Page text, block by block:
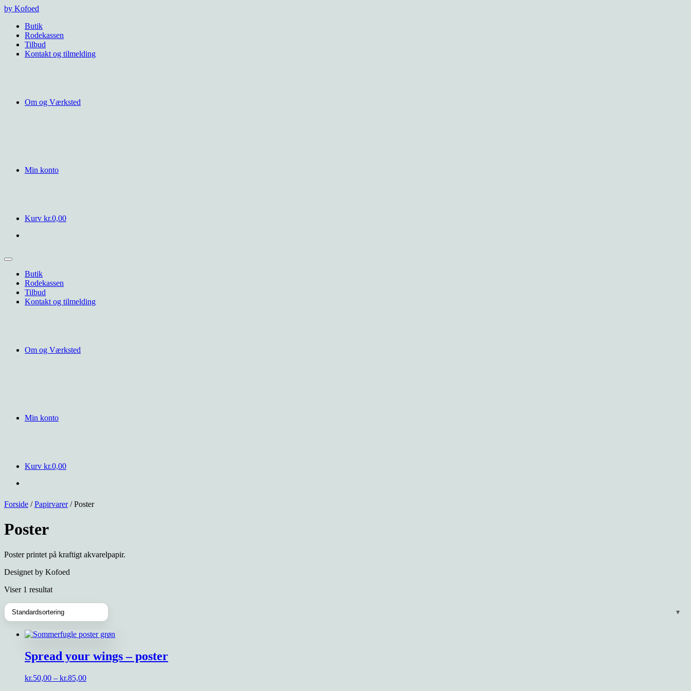
Videre
indhold
by Kofoed
Butik
Rodekassen
Tilbud
Kontakt og tilmelding
Om og Værksted
Min konto
Kurv kr.0,00
Butik
Rodekassen
Tilbud
Kontakt og tilmelding
Om og Værksted
Min konto
Kurv kr.0,00
Forside /Papirvarer/ Poster
Poster
Poster printet på kraftigt akvarelpapir.
Designet by Kofoed
Viser 1 resultat
Spread your wings – poster
kr.50,00 – kr.85,00Prisinterval: